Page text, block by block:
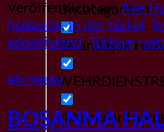
Uncategorized
Vatandaşlık
Yabancılar
Veröffentlicht amAile
hollanda,in der türkei,
adoptivkind,Türkiye,
Aile Hukuku
BOŞANMA